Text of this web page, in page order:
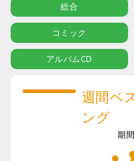
総合
コミック
アルバムCD
週間ベ
ング
期間